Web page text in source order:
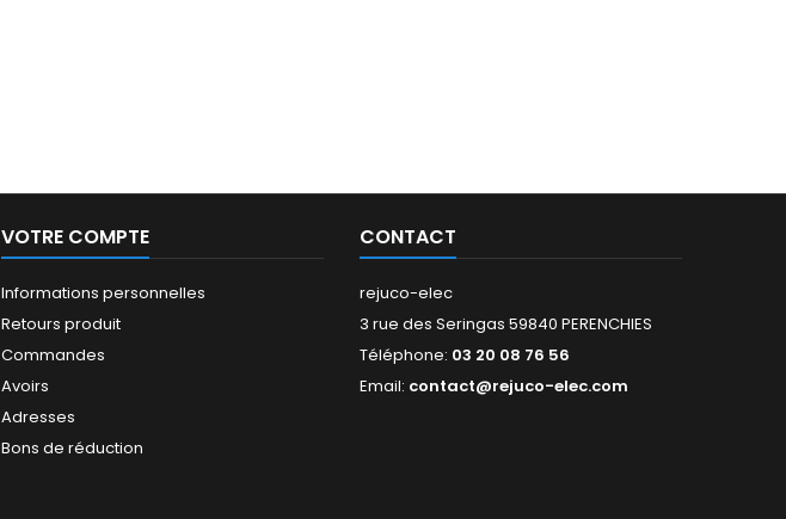
VOTRE COMPTE
Informations personnelles
Retours produit
Commandes
Avoirs
Adresses
Bons de réduction
CONTACT
rejuco-elec
3 rue des Seringas 59840 PERENCHIES
Téléphone: 03 20 08 76 56
Email: contact@rejuco-elec.com